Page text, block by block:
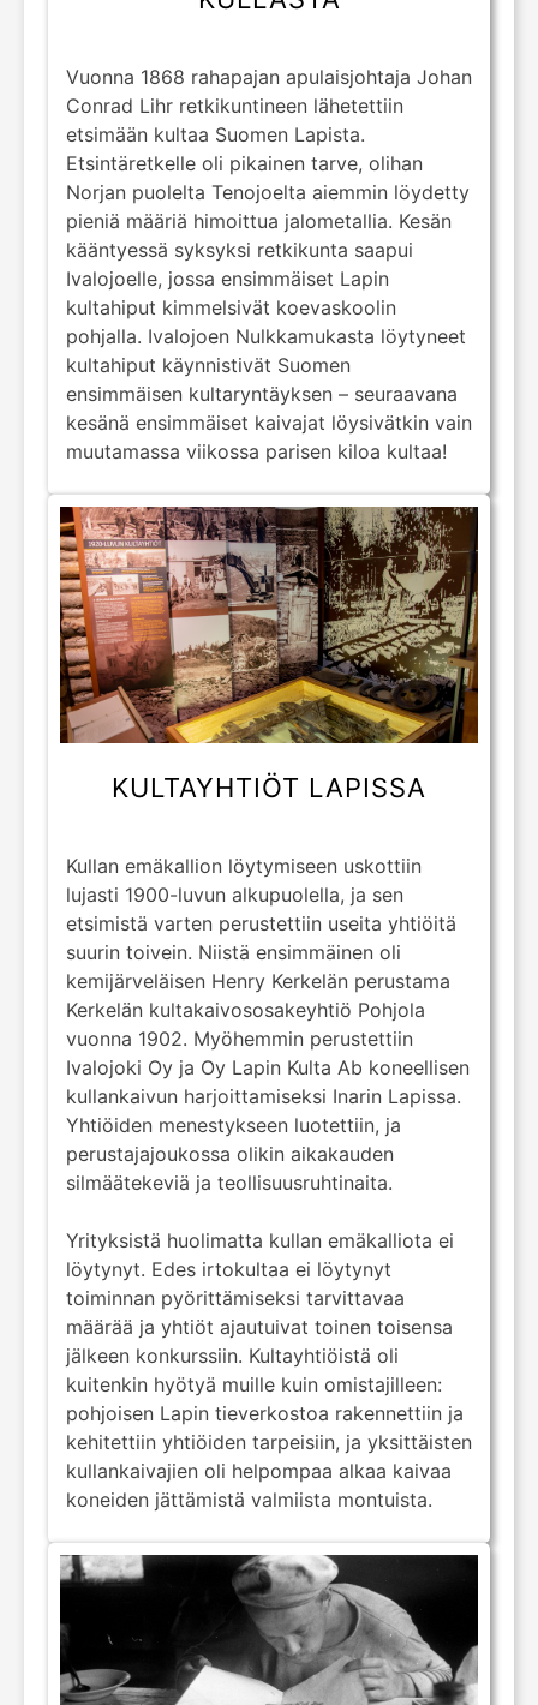
Vuonna 1868 rahapajan apulaisjohtaja Johan
Conrad Lihr retkikuntineen lähetettiin
etsimään kultaa Suomen Lapista.
Etsintäretkelle oli pikainen tarve, olihan
Norjan puolelta Tenojoelta aiemmin löydetty
pieniä määriä himoittua jalometallia. Kesän
kääntyessä syksyksi retkikunta saapui
Ivalojoelle, jossa ensimmäiset Lapin
kultahiput kimmelsivät koevaskoolin
pohjalla. Ivalojoen Nulkkamukasta löytyneet
kultahiput käynnistivät Suomen
ensimmäisen kultaryntäyksen – seuraavana
kesänä ensimmäiset kaivajat löysivätkin vain
muutamassa viikossa parisen kiloa kultaa!
KULTAYHTIÖT LAPISSA
Kullan emäkallion löytymiseen uskottiin
lujasti 1900-luvun alkupuolella, ja sen
etsimistä varten perustettiin useita yhtiöitä
suurin toivein. Niistä ensimmäinen oli
kemijärveläisen Henry Kerkelän perustama
Kerkelän kultakaivososakeyhtiö Pohjola
vuonna 1902. Myöhemmin perustettiin
Ivalojoki Oy ja Oy Lapin Kulta Ab koneellisen
kullankaivun harjoittamiseksi Inarin Lapissa.
Yhtiöiden menestykseen luotettiin, ja
perustajajoukossa olikin aikakauden
silmäätekeviä ja teollisuusruhtinaita.
Yrityksistä huolimatta kullan emäkalliota ei
löytynyt. Edes irtokultaa ei löytynyt
toiminnan pyörittämiseksi tarvittavaa
määrää ja yhtiöt ajautuivat toinen toisensa
jälkeen konkurssiin. Kultayhtiöistä oli
kuitenkin hyötyä muille kuin omistajilleen:
pohjoisen Lapin tieverkostoa rakennettiin ja
kehitettiin yhtiöiden tarpeisiin, ja yksittäisten
kullankaivajien oli helpompaa alkaa kaivaa
koneiden jättämistä valmiista montuista.